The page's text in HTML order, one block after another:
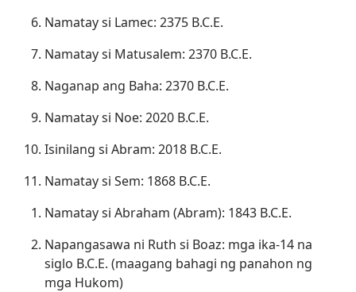
Namatay si Lamec: 2375 B.C.E.
Namatay si Matusalem: 2370 B.C.E.
Naganap ang Baha: 2370 B.C.E.
Namatay si Noe: 2020 B.C.E.
Isinilang si Abram: 2018 B.C.E.
Namatay si Sem: 1868 B.C.E.
Namatay si Abraham (Abram): 1843 B.C.E.
Napangasawa ni Ruth si Boaz: mga ika-14 na
siglo B.C.E. (maagang bahagi ng panahon ng
mga Hukom)